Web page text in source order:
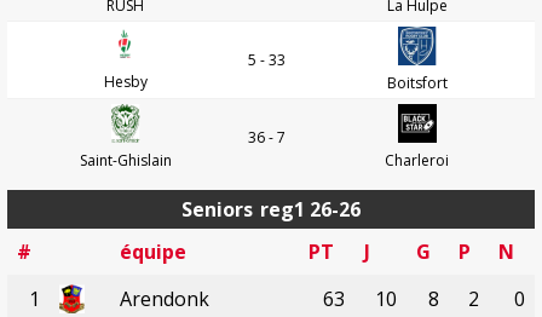
RUSH
La Hulpe
Hesby
5 - 33
Boitsfort
Saint-Ghislain
36 - 7
Charleroi
Seniors reg1 26-26
#
équipe PT J G P
N
1
Arendonk 63 10 8 2
0